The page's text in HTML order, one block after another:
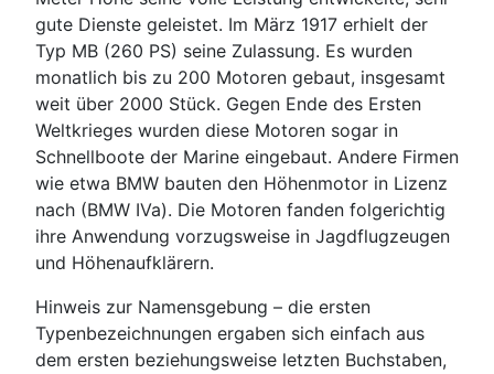
gute Dienste geleistet. Im März 1917 erhielt der
Typ MB (260 PS) seine Zulassung. Es wurden
monatlich bis zu 200 Motoren gebaut, insgesamt
weit über 2000 Stück. Gegen Ende des Ersten
Weltkrieges wurden diese Motoren sogar in
Schnellboote der Marine eingebaut. Andere Firmen
wie etwa BMW bauten den Höhenmotor in Lizenz
nach (BMW IVa). Die Motoren fanden folgerichtig
ihre Anwendung vorzugsweise in Jagdflugzeugen
und Höhenaufklärern.
Hinweis zur Namensgebung – die ersten
Typenbezeichnungen ergaben sich einfach aus
dem ersten beziehungsweise letzten Buchstaben,